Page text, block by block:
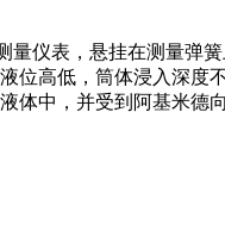
仪表，悬挂在测量
高低，筒体浸入深
中，并受到阿基米